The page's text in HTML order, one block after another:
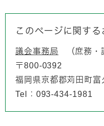
このページに関す
議会事務局
庶務・
〒800-0392
福岡県京都郡苅田町
Tel：093-434-1981